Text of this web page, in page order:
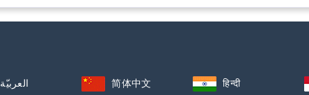
العربيّة 简体中文 हिन्दी